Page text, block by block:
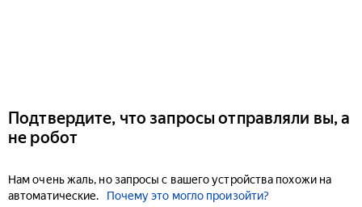
Подтвердите, что запросы отправляли вы, а
не робот
Нам очень жаль, но запросы с вашего устройства похожи на
автоматические.
Почему это могло произойти?